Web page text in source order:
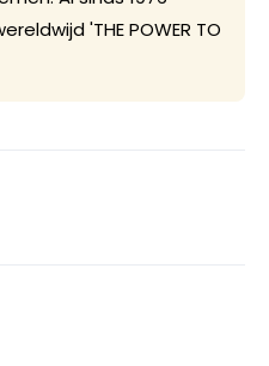
'THE POWER TO